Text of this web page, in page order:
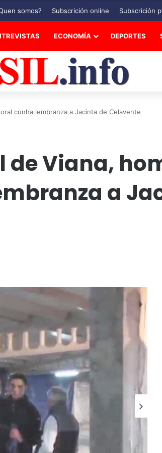
somos? Subscrición online Subscrición
ECONOMÍA DEPORTES
cunha lembranza a Jacinta de Celavente
de Viana,
a